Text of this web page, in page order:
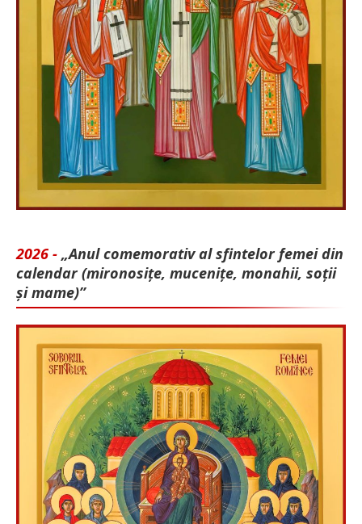
2026 - „Anul comemorativ al sfintelor femei din
calendar (mironosițe, mu­cenițe, monahii, soții
și mame)”